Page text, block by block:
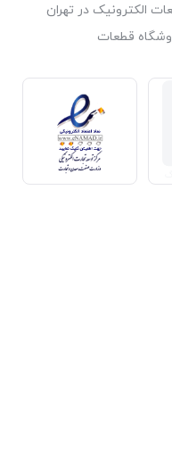
الکترونیک در تهران
قطعات